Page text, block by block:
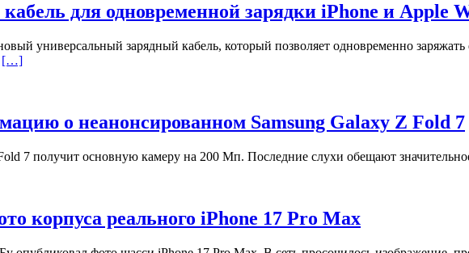
для одновременной зарядки iPhone и Apple
универсальный зарядный кабель, который позволяет одновременно
[…]
о неанонсированном Samsung Galaxy Z Fold 7
7 получит основную камеру на 200 Мп. Последние слухи обещают
корпуса реального iPhone 17 Pro Max